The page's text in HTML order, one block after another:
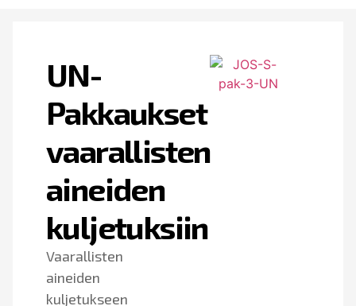
UN-
Pakkaukset
vaarallisten
aineiden
kuljetuksiin
Vaarallisten
aineiden
kuljetukseen